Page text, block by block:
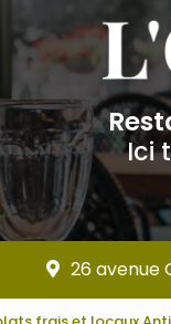
Ici
26 avenue